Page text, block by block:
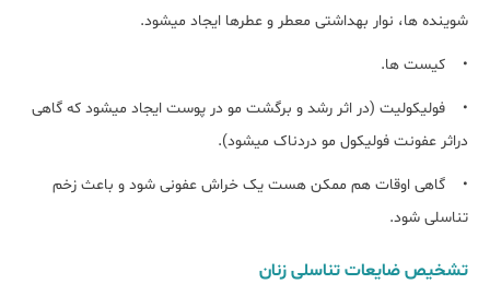
شوینده ها، نوار بهداشتی معطر و عطرها ایجاد میشود.
• کیست ها.
• فولیکولیت (در اثر رشد و برگشت مو در پوست ایجاد میشود که گاهی
دراثر عفونت فولیکول مو دردناک میشود).
• گاهی اوقات هم ممکن هست یک خراش عفونی شود و باعث زخم
تناسلی شود.
تشخیص ضایعات تناسلی زنان